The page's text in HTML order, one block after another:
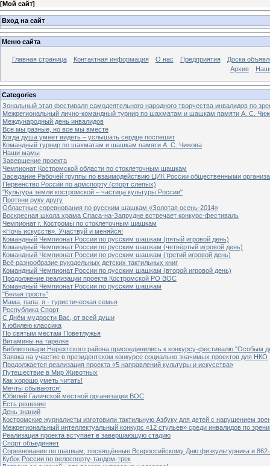
[Мой сайт]
Вход на сайт
Меню сайта
Главная страница Контактная информация О нас Предприятия
Доска
Архив
Categories
Зональный этап фестиваля самодеятельного народного творчества инвалидов по
Межрегиональный лично-командный турнир по шахматам и шашкам памяти А. С.
Международный день инвалидов
Все мы разные, но все мы вместе
Когда душа умеет видеть – услышать сердце поспешит
Командный турнир по шахматам и шашкам памяти А. С. Чижова
Наши мамы
Завершение проекта
Чемпионат Костромской области по стоклеточным шашкам
Заседание Рабочей группы по взаимодействию ЦИК России общественными
Первенство России по армспорту (спорт слепых)
"Культура земли костромской – частица культуры России"
Протяни руку другу
Областные соревнования по русским шашкам «Золотая осень-2014»
Воскресная школа храма Спаса-на-Запрудне встречает конкурс-фестиваль
Чемпионат г. Костромы по стоклеточным шашкам
«Ночь искусств». Участвуй и меняйся!
Командный Чемпионат России по русским шашкам (пятый игровой день)
Командный Чемпионат России по русским шашкам (четвёртый игровой день)
Командный Чемпионат России по русским шашкам (третий игровой день)
Всё разнообразие рукодельных детских тактильных книг
Командный Чемпионат России по русским шашкам (второй игровой день)
Продолжение реализации проекта Костромской РО ВОС
Командный Чемпионат России по русским шашкам
"Белая трость"
Мама, папа, я - туристическая семья
Республика Спорт
С Днём мудрости Вас, от всей души
К юбилею классика
По святым местам Поветлужья
Витамины на тарелке
Библиотекари Нерехтского района присоединились к конкурсу-фестивалю "Особым
Заявка на участие в президентском конкурсе социально значимых проектов для НКО
Продолжается реализация проекта «5 направлений культуры и искусства»
Путешествие в Мир Животных
Как хорошо уметь читать!
Мечты сбываются!
Юбилей Галичской местной организации ВОС
Есть решение
День знаний
Костромские журналисты изготовили тактильную Азбуку для детей с нарушением
Межрегиональный интеллектуальный конкурс «12 стульев» среди инвалидов по
Реализация проекта вступает в завершающую стадию
Спорт объединяет
Соревнования по шашкам, посвящённые Всероссийскому Дню физкультурника и
Кубок России по велоспорту-тандем-трек